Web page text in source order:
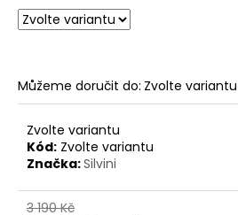
Můžeme doručit do: Zvolte variantu
Zvolte variantu
Kód: Zvolte variantu
Značka:Silvini
3 190 Kč
o
p
u
č
u